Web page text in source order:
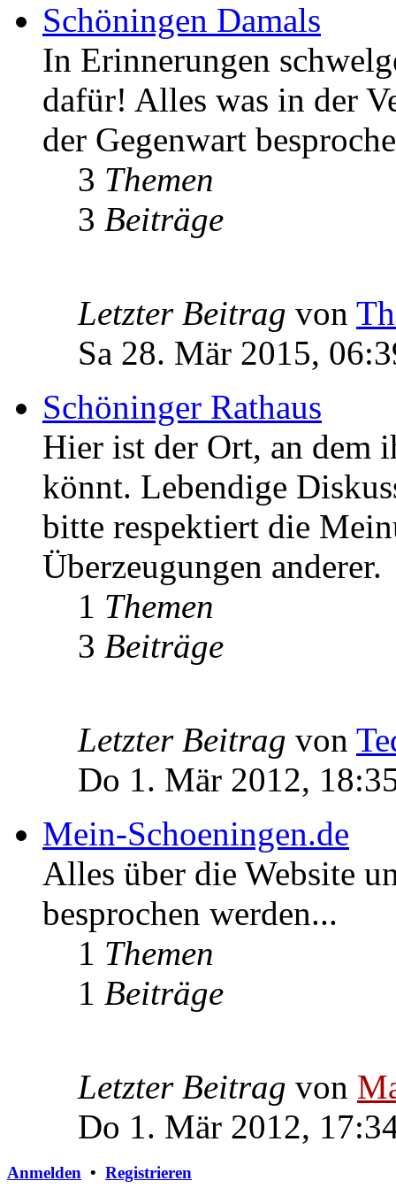
Schöningen Damals
In Erinnerungen
dafür! Alles was in der
der Gegenwart
3 Themen
3 Beiträge
Letzter Beitrag von
Sa 28. Mär 2015,
Schöninger Rathaus
Hier ist der Ort, an dem
könnt. Lebendige
bitte respektiert die
Überzeugungen anderer.
1 Themen
3 Beiträge
Letzter Beitrag von
Do 1. Mär 2012,
Mein-Schoeningen.de
Alles über die Website
besprochen werden...
1 Themen
1 Beiträge
Letzter Beitrag von
Do 1. Mär 2012,
Anmelden • Registrieren